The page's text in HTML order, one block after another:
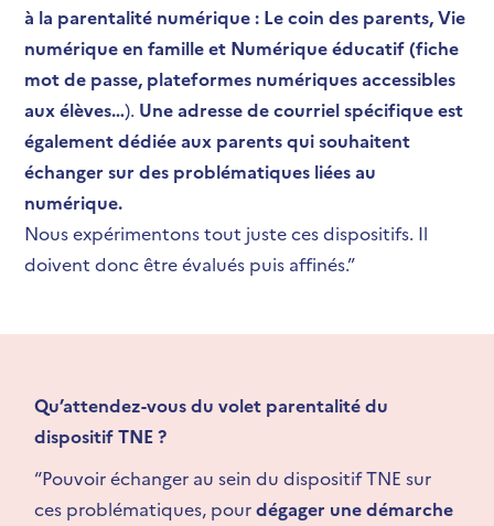
à la parentalité numérique : Le coin des parents, Vie
numérique en famille et Numérique éducatif (fiche
mot de passe, plateformes numériques accessibles
aux élèves…). Une adresse de courriel spécifique est
également dédiée aux parents qui souhaitent
échanger sur des problématiques liées au
numérique.
Nous expérimentons tout juste ces dispositifs. Il
doivent donc être évalués puis affinés.”
Qu’attendez-vous du volet parentalité du
dispositif TNE ?
“Pouvoir échanger au sein du dispositif TNE sur
ces problématiques, pourdégager une démarche